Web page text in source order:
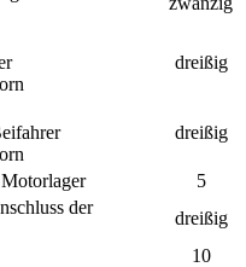
dreißig
dreißig
5
der
dreißig
10